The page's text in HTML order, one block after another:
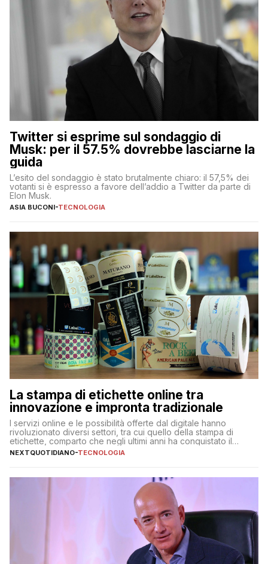
Twitter si esprime sul sondaggio di
Musk: per il 57.5% dovrebbe lasciarne la
guida
L’esito del sondaggio è stato brutalmente chiaro: il 57,5% dei
votanti si è espresso a favore dell’addio a Twitter da parte di
Elon Musk.
ASIA BUCONI-TECNOLOGIA
La stampa di etichette online tra
innovazione e impronta tradizionale
I servizi online e le possibilità offerte dal digitale hanno
rivoluzionato diversi settori, tra cui quello della stampa di
etichette, comparto che negli ultimi anni ha conquistato il
mercato quasi come un mondo a sé, indipendentemente dagli
proposte e […]
NEXTQUOTIDIANO-TECNOLOGIA